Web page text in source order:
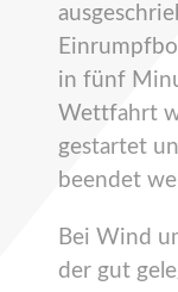
in fünf
Wettfahrt
gestartet
beendet
Bei Wind
der gut